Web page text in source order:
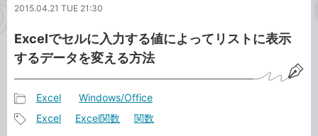
ッ
2015.04.21 TUE 21:30
Excelでセルに入力する値によってリストに表示
するデータを変える方法
事
Excel Windows/Office
Excel Excel関数 関数